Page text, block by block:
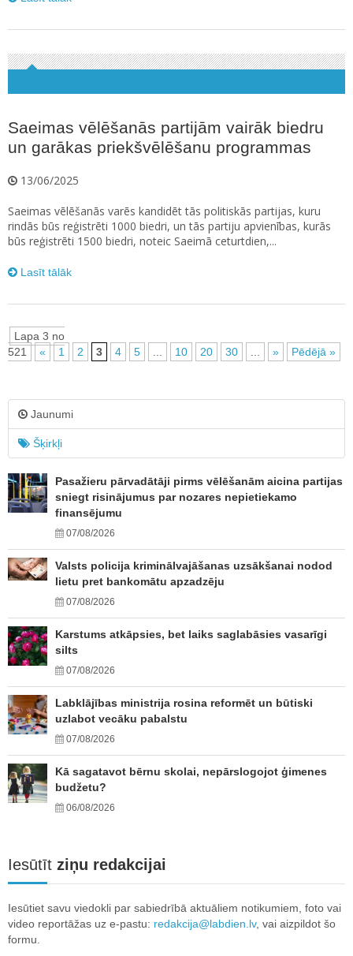
Saeimas vēlēšanās partijām vairāk biedru
un garākas priekšvēlēšanu programmas
13/06/2025
Saeimas vēlēšanās varēs kandidēt tās politiskās partijas, kuru
rindās būs reģistrēti 1000 biedri, un tās partiju apvienības, kurās
būs reģistrēti 1500 biedri, noteic Saeimā ceturtdien,...
Lasīt tālāk
Lapa 3 no
521
« 1 2 3 4 5 10 20 30 » Pēdējā »
Jaunumi
Šķirkļi
Pasažieru pārvadātāji pirms vēlēšanām aicina partijas
sniegt risinājumus par nozares nepietiekamo
finansējumu
07/08/2026
Valsts policija kriminālvajāšanas uzsākšanai nodod
lietu pret bankomātu apzadzēju
07/08/2026
Karstums atkāpsies, bet laiks saglabāsies vasarīgi
silts
07/08/2026
Labklājības ministrija rosina reformēt un būtiski
uzlabot vecāku pabalstu
07/08/2026
Kā sagatavot bērnu skolai, nepārslogojot ģimenes
budžetu?
06/08/2026
Iesūtīt ziņu redakcijai
Iesūtiet savu viedokli par sabiedrībā aktuāliem notikumiem, foto vai
video reportāžas uz e-pastu: redakcija@labdien.lv, vai aizpildot šo
formu.